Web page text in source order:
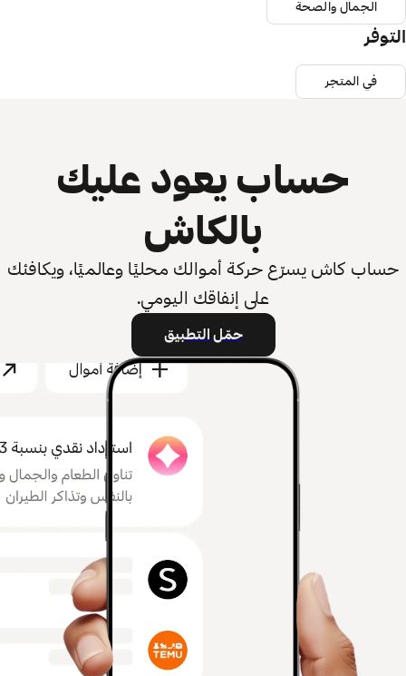
الجمال والصحة
التوفر
في المتجر
حساب يعود عليك
بالكاش
حساب كاش يسرّع حركة أموالك محليًا وعالميًا، ويكافئك
على إنفاقك اليومي.
حمّل التطبيق